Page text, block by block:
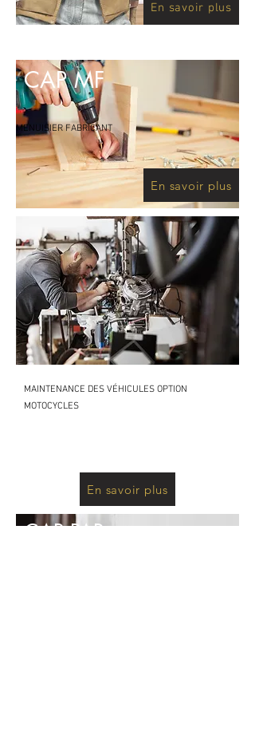
En savoir plus
MENUISIER FABRICANT
CAP MF
En savoir plus
MAINTENANCE DES VÉHICULES OPTION
MOTOCYCLES
En savoir plus
CAP PAR